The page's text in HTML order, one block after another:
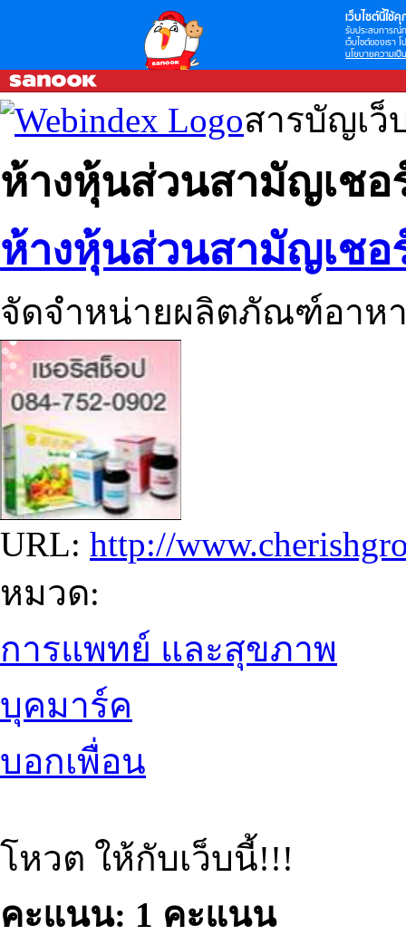
เว็บไซต์นี้ใช้คุ
รับประสบการณ์
เว็บไซต์ของเรา
นโยบายความเป็
สารบัญเว็
ห้างหุ้นส่วนสามัญเชอ
ห้างหุ้นส่วนสามัญเชอ
จัดจำหน่ายผลิตภัณฑ์อาห
URL: http://
หมวด:
การแพทย์ และสุขภาพ
บุคมาร์ค
บอกเพื่อน
โหวต ให้กับเว็บนี้!!!
คะแนน: 1 คะแนน